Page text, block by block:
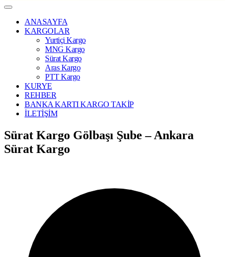
ANASAYFA
KARGOLAR
Yurtiçi Kargo
MNG Kargo
Sürat Kargo
Aras Kargo
PTT Kargo
KURYE
REHBER
BANKA KARTI KARGO TAKİP
İLETİŞİM
Sürat Kargo Gölbaşı Şube – Ankara
Sürat Kargo